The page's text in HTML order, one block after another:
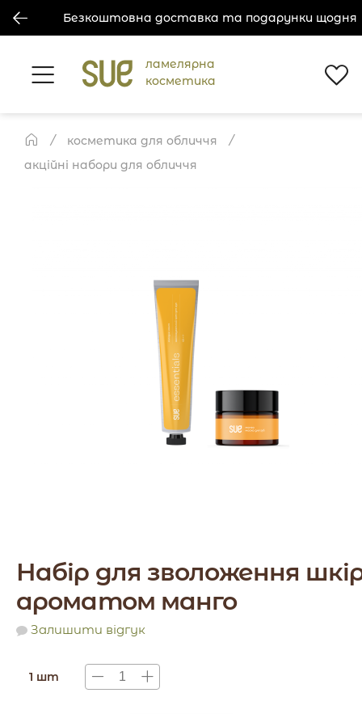
Безкоштовна доставка та подарунки щодня
ламелярна
косметика
косметика для обличчя
акційні набори для обличчя
Набір для зволоження
ароматом манго
Залишити відгук
1 шт